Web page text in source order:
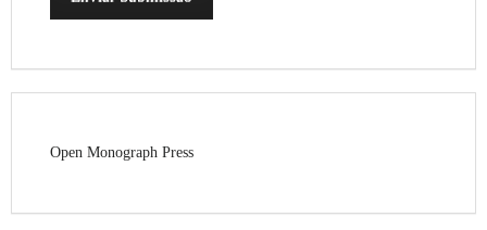
Open Monograph Press